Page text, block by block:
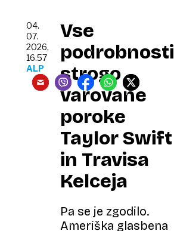
Vse
podrobnosti
strogo
varovane
poroke
Taylor Swift
in Travisa
Kelceja
Pa se je zgodilo.
Ameriška glasbena
04.
07.
2026,
16.57
ALP